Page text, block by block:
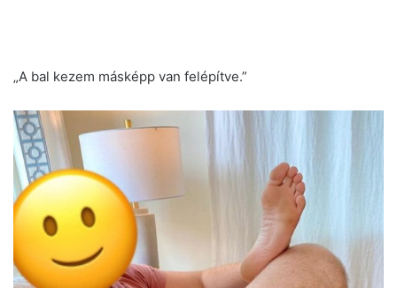
„A bal kezem másképp van felépítve.”